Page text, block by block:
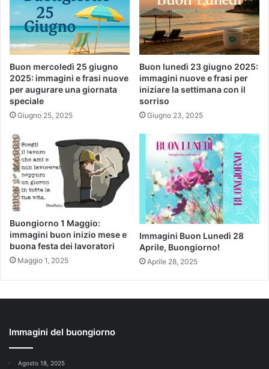
Buon mercoledì 25 giugno
2025: immagini e frasi nuove
per augurare una giornata
speciale
Giugno 25, 2025
Buon lunedì 23 giugno 2025:
immagini nuove e frasi per
iniziare la settimana con il
sorriso
Giugno 23, 2025
Buongiorno 1 Maggio:
immagini buon inizio mese e
buona festa dei lavoratori
Maggio 1, 2025
Immagini Buon Lunedì 28
Aprile, Buongiorno!
Aprile 28, 2025
Immagini del buongiorno
Agosto 18, 2025